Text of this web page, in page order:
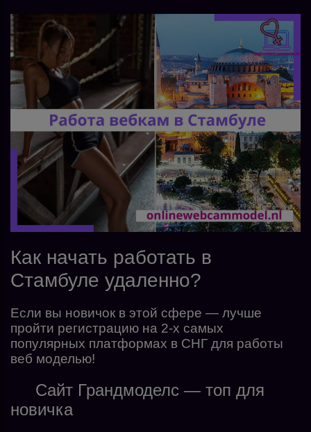
Как начать работать в
Стамбуле удаленно?
Если вы новичок в этой сфере — лучше
пройти регистрацию на 2-х самых
популярных платформах в СНГ для работы
веб моделью!
Сайт Грандмоделс — топ для
новичка